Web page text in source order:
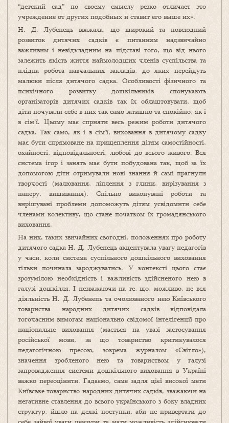
“детский сад” по своему смыслу резко отличает это
учреждение от других подобных и ставит его выше их».
Н. Д. Лубенець вважала, що широкий та повсюдний
розвиток дитячих садків є питанням надзвичайно
важливим і невідкладним на підставі того, що від нього
залежить якість життя наймолодших членів суспільства та
плідна робота навчальних закладів, до яких перейдуть
малюки після дитячого садка. Особливості фізичного та
психічного розвитку дошкільників спонукають
організаторів дитячих садків так їх облаштовувати, щоб
діти почували себе в них так само затишно та спокійно, як і
в сім’ї. Цьому має сприяти весь режим роботи дитячого
садка. Так само, як і в сім’ї, виховання в дитячому садку
має бути спрямоване на прищеплення дітям самостійності,
охайності, відповідальності, любові до всього живого. Вся
система ігор і занять має бути побудована так, щоб за їх
допомогою діти отримували нові знання й самі прагнули
творчості (малювання, ліплення з глини, вирізування з
паперу, вишивання). Спільно виконувані роботи та
вирішувані проблеми допоможуть дітям усвідомити себе
членами колективу, що стане початком їх громадянського
виховання.
На них, таких звичайних сьогодні, положеннях про роботу
дитячого садка Н. Д. Лубенець акцентувала увагу педагогів
у часи, коли система суспільного дошкільного виховання
тільки починала зароджуватись. У контексті цього стає
зрозумілою необхідність і важливість здійсненого нею в
галузі дошкілля. І незважаючи на те, що, можливо, не вся
діяльність Н. Д. Лубенепь та очолюваного нею Київського
товариства народних дитячих садків відповідала
тогочасним вимогам національно свідомої інтелігенції про
національне виховання (мається на увазі застосування
російської мови, за що товариство критикувалося
педагогічною пресою, зокрема журналом «Світло»),
значення зробленого нею та товариством у галузі
запровадження системи дошкільного виховання в Україні
важко переоцінити. Гадаємо, саме задля цієї високої мети
Київське товариство народних дитячих садків, зважаючи на
негативне ставлення до всього українського з боку владних
структур, йшло на деякі поступки, аби не привертати до